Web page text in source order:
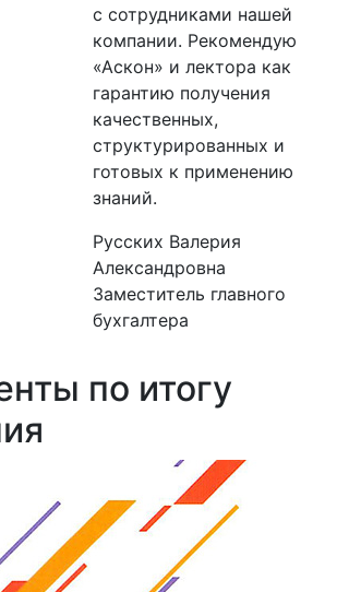
с сотрудниками нашей
компании. Рекомендую
«Аскон» и лектора как
гарантию получения
качественных,
структурированных и
готовых к применению
знаний.
Русских Валерия
Александровна
Заместитель главного
бухгалтера
по итогу